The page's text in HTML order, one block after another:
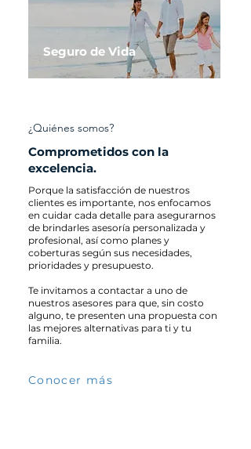
Seguro de Vida
¿Quiénes somos?
Comprometidos con la
excelencia.
Porque la satisfacción de nuestros
clientes es importante, nos enfocamos
en cuidar cada detalle para asegurarnos
de brindarles asesoría personalizada y
profesional, así como planes y
coberturas según sus necesidades,
prioridades y presupuesto.
Te invitamos a contactar a uno de
nuestros asesores para que, sin costo
alguno, te presenten una propuesta con
las mejores alternativas para ti y tu
familia.
Conocer más